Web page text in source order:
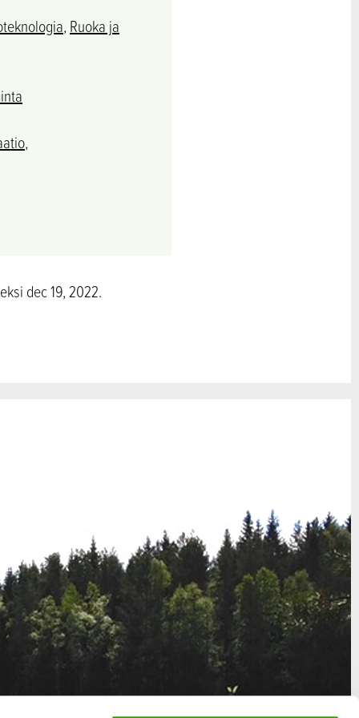
, Ruoka ja
,
dec 19, 2022.